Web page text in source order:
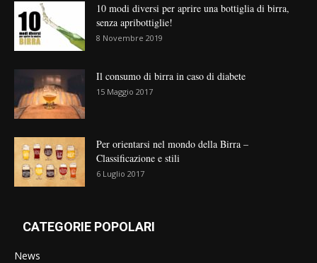
10 modi diversi per aprire una bottiglia di birra,
senza apribottiglie!
8 Novembre 2019
Il consumo di birra in caso di diabete
15 Maggio 2017
Per orientarsi nel mondo della Birra –
Classificazione e stili
6 Luglio 2017
CATEGORIE POPOLARI
News